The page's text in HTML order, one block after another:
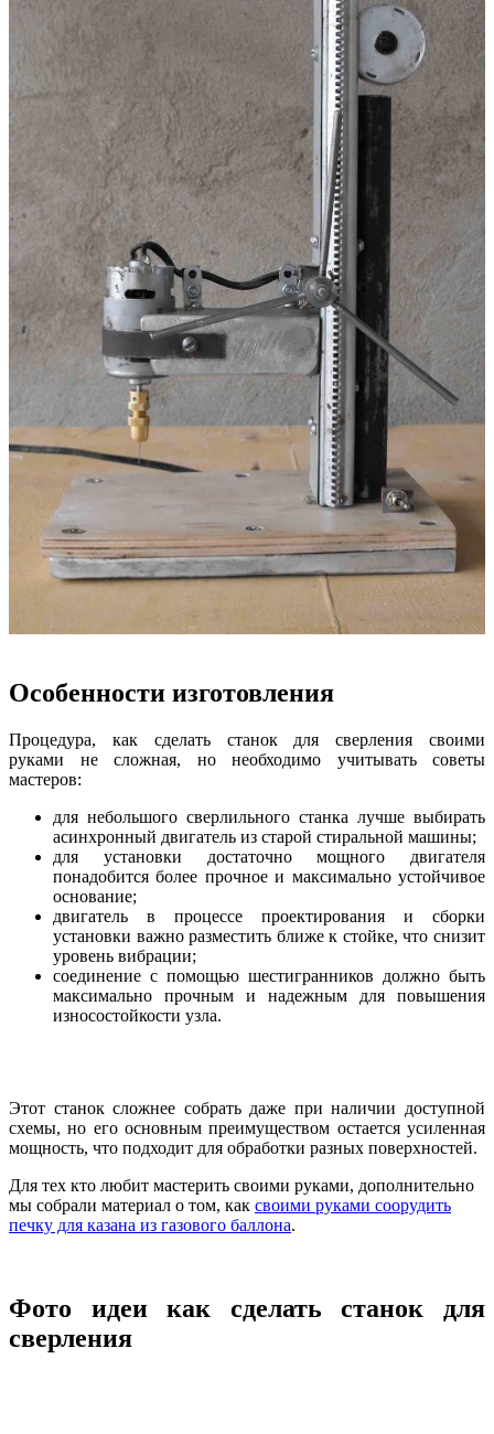
Особенности изготовления
Процедура, как сделать станок для сверления своими
руками не сложная, но необходимо учитывать советы
мастеров:
для небольшого сверлильного станка лучше выбирать
асинхронный двигатель из старой стиральной машины;
для установки достаточно мощного двигателя
понадобится более прочное и максимально устойчивое
основание;
двигатель в процессе проектирования и сборки
установки важно разместить ближе к стойке, что снизит
уровень вибрации;
соединение с помощью шестигранников должно быть
максимально прочным и надежным для повышения
износостойкости узла.
Этот станок сложнее собрать даже при наличии доступной
схемы, но его основным преимуществом остается усиленная
мощность, что подходит для обработки разных поверхностей.
Для тех кто любит мастерить своими руками, дополнительно
мы собрали материал о том, как своими руками соорудить
печку для казана из газового баллона.
Фото идеи как сделать станок для
сверления